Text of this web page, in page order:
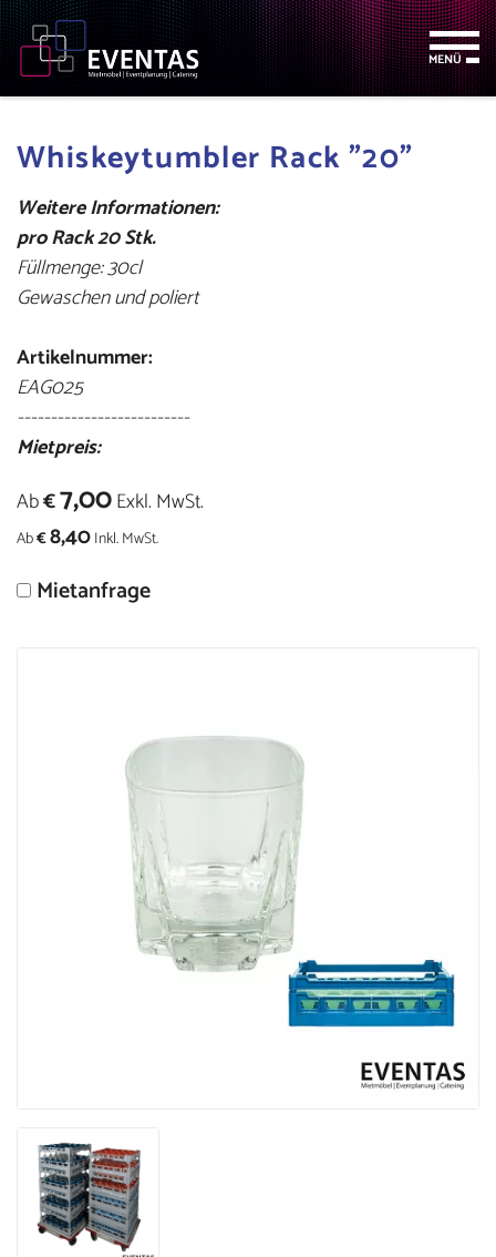
Seitenbereiche:
Zum
Inhalt
Zur
Hauptnavigation
Zur
Footernavigation
MENÜ
Größere
Bildversion
anzeigen
Whiskeytumbler Rack "20"
Weitere Informationen:
pro Rack 20 Stk.
Füllmenge: 30cl
Gewaschen und poliert
Artikelnummer:
EAG025
--------------------------
Mietpreis:
Ab€7,00Exkl. MwSt.
Ab€8,40Inkl. MwSt.
Mietanfrage